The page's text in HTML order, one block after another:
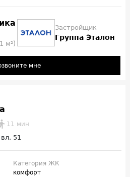
м²)
Застройщик
Группа Эталон
мне
11 мин
51
Категория ЖК
комфорт